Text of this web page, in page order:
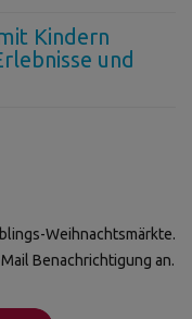
Kindern
und
Weihnachtsmärkte.
Benachrichtigung an.